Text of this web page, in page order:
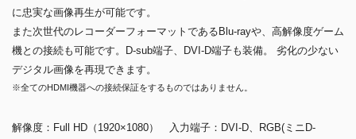
に忠実な画像再生が可能です。
また次世代のレコーダーフォーマットであるBlu-rayや、高解像度ゲーム
機との接続も可能です。D-sub端子、DVI-D端子も装備。 劣化の少ない
デジタル画像を再現できます。
※全てのHDMI機器への接続保証をするものではありません。
解像度：Full HD（1920×1080） 入力端子：DVI-D、RGB(ミニD-